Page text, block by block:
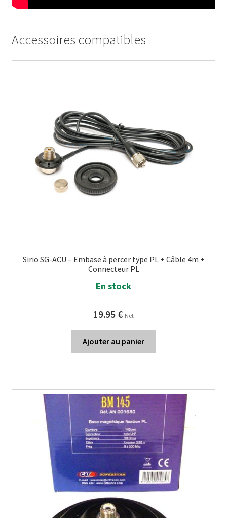
Accessoires compatibles
Sirio SG-ACU – Embase à percer type PL + Câble 4m +
Connecteur PL
En stock
19.95 € Net
Ajouter au panier